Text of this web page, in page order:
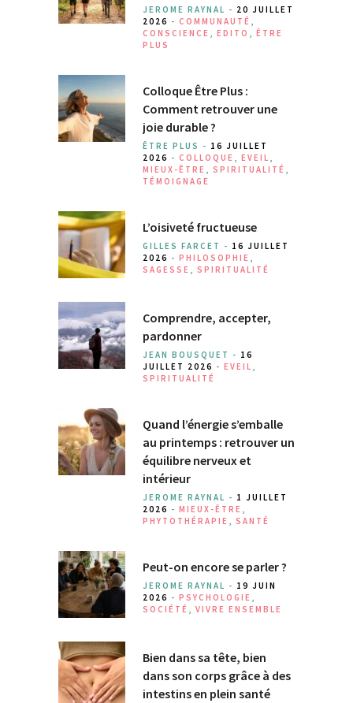
JEROME RAYNAL - 20 JUILLET
2026 - COMMUNAUTÉ ,
CONSCIENCE , EDITO , ÊTRE
PLUS
Colloque Être Plus :
Comment retrouver une
joie durable ?
ÊTRE PLUS - 16 JUILLET
2026 - COLLOQUE , EVEIL ,
MIEUX-ÊTRE , SPIRITUALITÉ ,
TÉMOIGNAGE
L’oisiveté fructueuse
GILLES FARCET - 16 JUILLET
2026 - PHILOSOPHIE ,
SAGESSE , SPIRITUALITÉ
Comprendre, accepter,
pardonner
JEAN BOUSQUET - 16
JUILLET 2026 - EVEIL ,
SPIRITUALITÉ
Quand l’énergie s’emballe
au printemps : retrouver un
équilibre nerveux et
intérieur
JEROME RAYNAL - 1 JUILLET
2026 - MIEUX-ÊTRE ,
PHYTOTHÉRAPIE , SANTÉ
Peut-on encore se parler ?
JEROME RAYNAL - 19 JUIN
2026 - PSYCHOLOGIE ,
SOCIÉTÉ , VIVRE ENSEMBLE
Bien dans sa tête, bien
dans son corps grâce à des
intestins en plein santé